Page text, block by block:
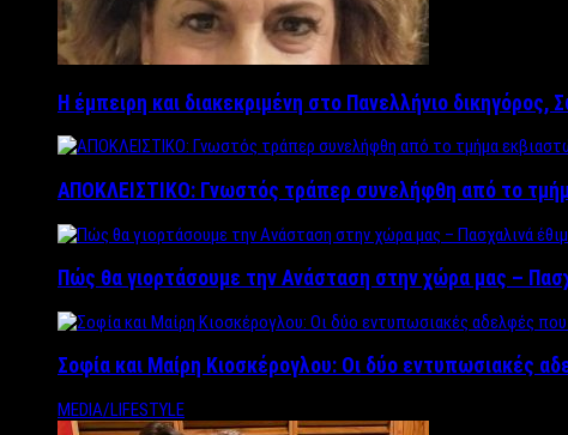
Η έμπειρη και διακεκριμένη στο Πανελλήνιο
ΑΠΟΚΛΕΙΣΤΙΚΟ: Γνωστός τράπερ συνελήφθη από το
Πώς θα γιορτάσουμε την Ανάσταση στην χώρα μας –
Σοφία και Μαίρη Κιοσκέρογλου: Οι δύο εντυπωσιακές
MEDIA/LIFESTYLE